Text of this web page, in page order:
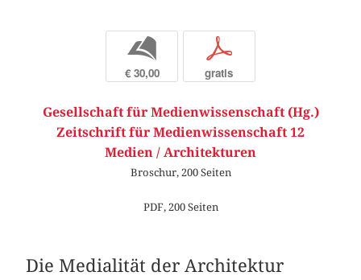
b
€ 30,00
p
gratis
Gesellschaft für Medienwissenschaft (Hg.)
Zeitschrift für Medienwissenschaft 12
Medien / Architekturen
Broschur, 200 Seiten
PDF, 200 Seiten
Die Medialität der Architektur